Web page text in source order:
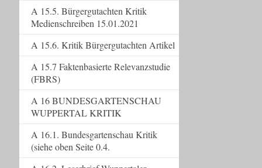
A 15.5. Bürgergutachten Kritik
Medienschreiben 15.01.2021
A 15.6. Kritik Bürgergutachten Artikel
A 15.7 Faktenbasierte Relevanzstudie
(FBRS)
A 16 BUNDESGARTENSCHAU
WUPPERTAL KRITIK
A 16.1. Bundesgartenschau Kritik
(siehe oben Seite 0.4.